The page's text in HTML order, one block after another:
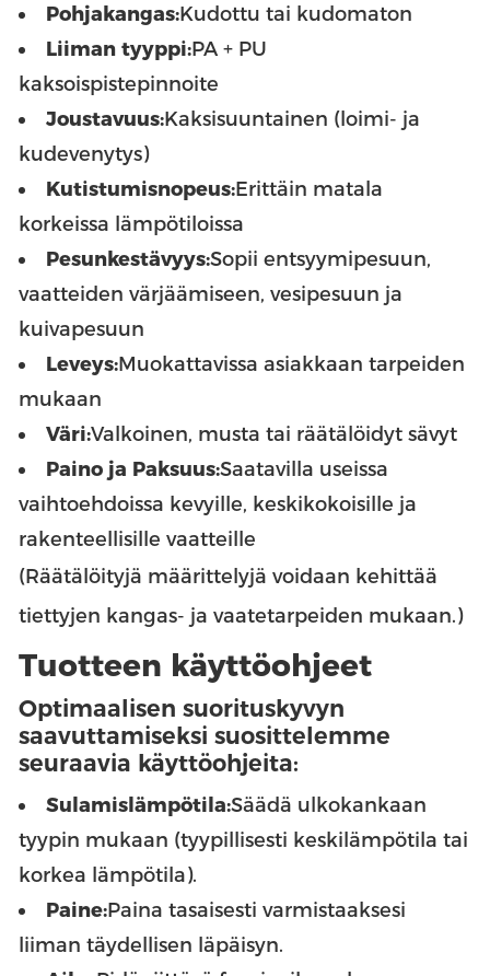
Pohjakangas:Kudottu tai kudomaton
Liiman tyyppi:PA + PU
kaksoispistepinnoite
Joustavuus:Kaksisuuntainen (loimi- ja
kudevenytys)
Kutistumisnopeus:Erittäin matala
korkeissa lämpötiloissa
Pesunkestävyys:Sopii entsyymipesuun,
vaatteiden värjäämiseen, vesipesuun ja
kuivapesuun
Leveys:Muokattavissa asiakkaan tarpeiden
mukaan
Väri:Valkoinen, musta tai räätälöidyt sävyt
Paino ja Paksuus:Saatavilla useissa
vaihtoehdoissa kevyille, keskikokoisille ja
rakenteellisille vaatteille
(Räätälöityjä määrittelyjä voidaan kehittää
tiettyjen kangas- ja vaatetarpeiden mukaan.)
Tuotteen käyttöohjeet
Optimaalisen suorituskyvyn
saavuttamiseksi suosittelemme
seuraavia käyttöohjeita:
Sulamislämpötila:Säädä ulkokankaan
tyypin mukaan (tyypillisesti keskilämpötila tai
korkea lämpötila).
Paine:Paina tasaisesti varmistaaksesi
liiman täydellisen läpäisyn.